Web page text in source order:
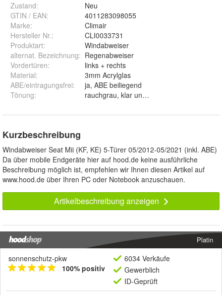
Zustand:
Neu
GTIN / EAN:
4011283098055
Marke:
Climair
Hersteller Nr.:
CLI0033731
Produktart:
Windabweiser
alternat. Bezeichnung: Regenabweiser
Vordertüren:
links + rechts
Material:
3mm Acrylglas
ABE/eintragungsfrei:
ja, ABE beiliegend
Tönung: rauchgrau, klar und schwarz
Kurzbeschreibung
Windabweiser Seat Mii (KF, KE) 5-Türer 05/2012-05/2021 (inkl. ABE)
Da über mobile Endgeräte hier auf hood.de keine ausführliche
Beschreibung möglich ist, empfehlen wir Ihnen diesen Artikel auf
www.hood.de über Ihren PC oder Notebook anzuschauen.
Artikelbeschreibung anzeigen
Platin
sonnenschutz-pkw
100% positiv
6034 Verkäufe
Gewerblich
ID-Geprüft